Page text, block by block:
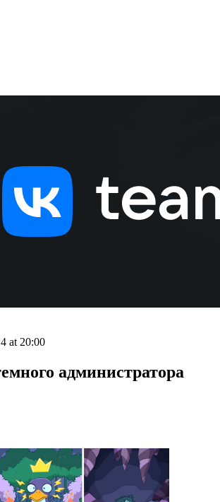
at 20:00
администратора